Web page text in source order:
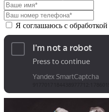
Я соглашаюсь с обработкой